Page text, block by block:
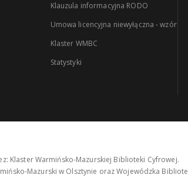
Klauzula informacyjna RODO
Umowa licencyjna niewyłączna - wzór
Klaster WMBC
Statystyki
Klaster Warmińsko-Mazurskiej Biblioteki Cyfrowej.
Mazurski w Olsztynie oraz Wojewódzka